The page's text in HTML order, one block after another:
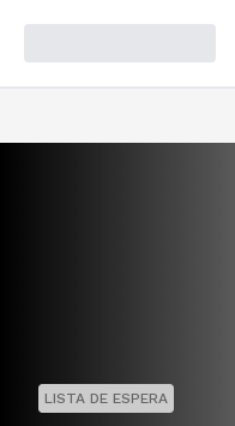
LISTA DE ESPERA